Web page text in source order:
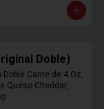
Doble)
Carne de 4 Oz,
Queso Cheddar,